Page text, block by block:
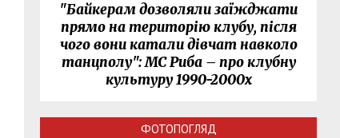
"Байкерам дозволяли заїжджати
прямо на територію клубу, після
чого вони катали дівчат навколо
танцполу": МС Риба – про клубну
культуру 1990-2000х
ФОТОПОГЛЯД